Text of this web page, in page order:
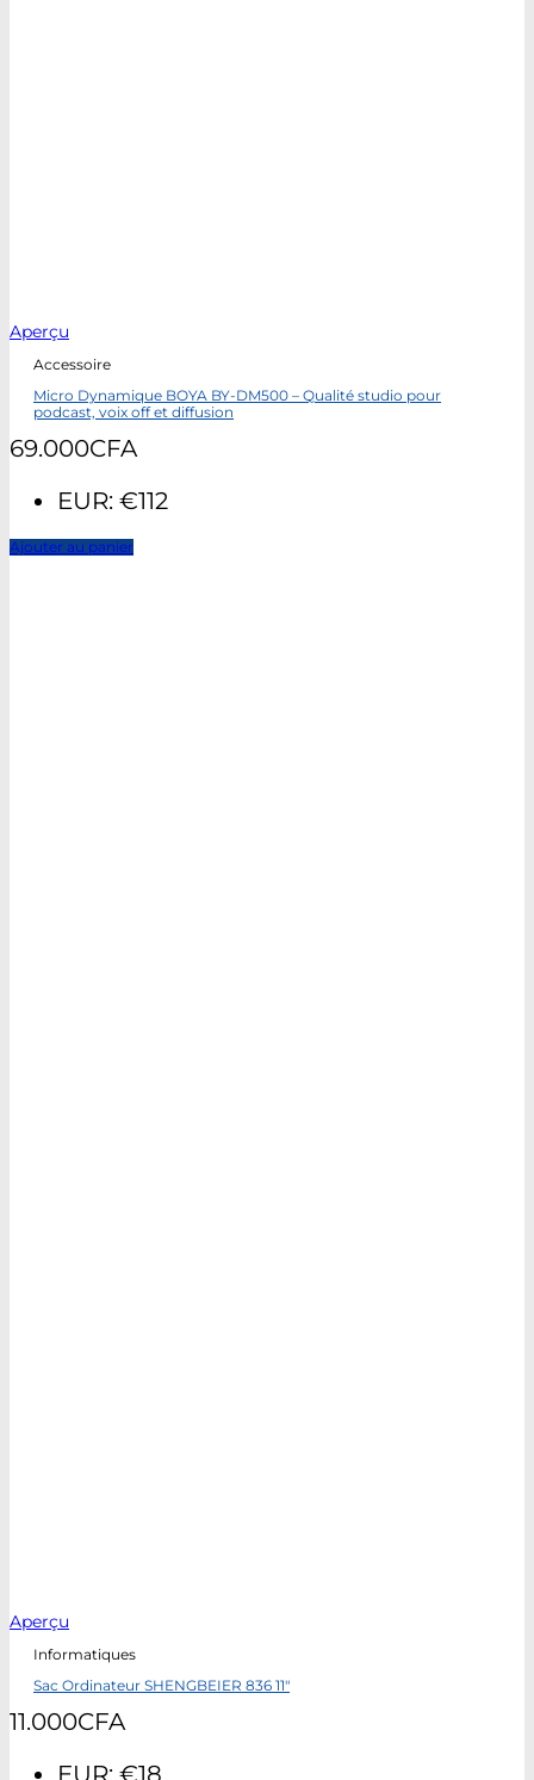
Aperçu
Accessoire
Micro Dynamique BOYA BY-DM500 – Qualité studio pour
podcast, voix off et diffusion
69.000CFA
EUR: €112
Ajouter au panier
Aperçu
Informatiques
Sac Ordinateur SHENGBEIER 836 11″
11.000CFA